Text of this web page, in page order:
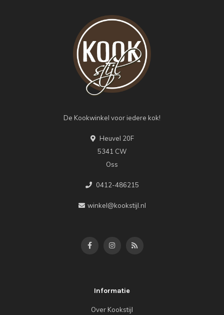
De Kookwinkel voor iedere kok!
Heuvel 20F
5341 CW
Oss
0412-486215
winkel@kookstijl.nl
Informatie
Over Kookstijl